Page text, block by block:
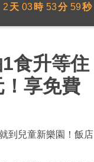
2 天 03 時 53分 57秒
食升等住
享免費
到兒童新樂園！飯店